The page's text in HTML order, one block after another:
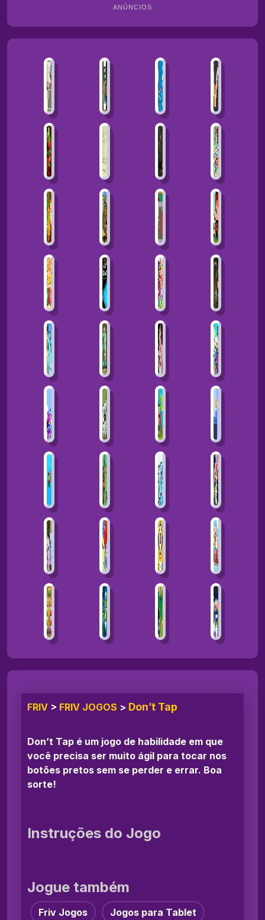
ANÚNCIOS
FRIV > FRIV JOGOS > Don’t Tap
Don’t Tap é um jogo de habilidade em que
você precisa ser muito ágil para tocar nos
botões pretos sem se perder e errar. Boa
sorte!
Instruções do Jogo
Jogue também
Friv Jogos Jogos para Tablet